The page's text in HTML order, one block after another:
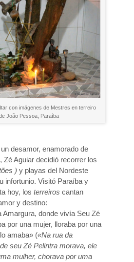
con imágenes de Mestres en terreiro
João Pessoa, Paraíba
desamor, enamorado de
Zé Aguiar decidió recorrer los
) y playas del Nordeste
infortunio. Visitó Paraíba y
hoy, los terreiros cantan
y destino:
Amargura, donde vivía Seu Zé
por una mujer, lloraba por una
amaba» («Na rua da
seu Zé Pelintra morava, ele
mulher, chorava por uma